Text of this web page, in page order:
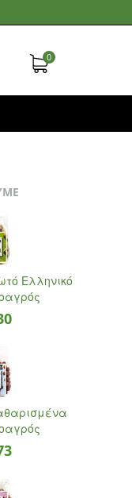
0
Ελληνικό